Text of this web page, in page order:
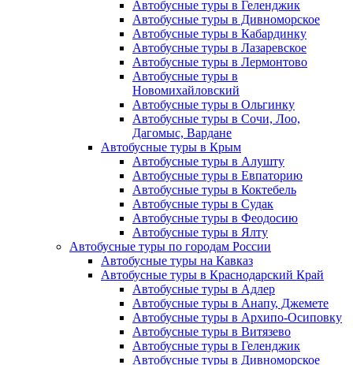
Автобусные туры в Геленджик
Автобусные туры в Дивноморское
Автобусные туры в Кабардинку
Автобусные туры в Лазаревское
Автобусные туры в Лермонтово
Автобусные туры в
Новомихайловский
Автобусные туры в Ольгинку
Автобусные туры в Сочи, Лоо,
Дагомыс, Вардане
Автобусные туры в Крым
Автобусные туры в Алушту
Автобусные туры в Евпаторию
Автобусные туры в Коктебель
Автобусные туры в Судак
Автобусные туры в Феодосию
Автобусные туры в Ялту
Автобусные туры по городам России
Автобусные туры на Кавказ
Автобусные туры в Краснодарский Край
Автобусные туры в Адлер
Автобусные туры в Анапу, Джемете
Автобусные туры в Архипо-Осиповку
Автобусные туры в Витязево
Автобусные туры в Геленджик
Автобусные туры в Дивноморское